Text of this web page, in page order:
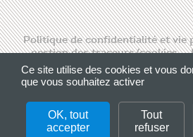
Politique de confidentialité et vie
gestion des traceurs/cookies
Contact
Please, enter a valid CLIENT ID.
Ce site utilise des cookies et vous
que vous souhaitez activer
OK, tout
accepter
Tout
refuser